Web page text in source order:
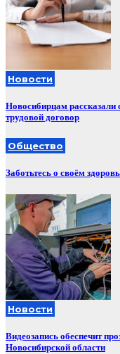
Новости
Новосибирцам рассказали
трудовой договор
Общество
Заботьтесь о своём
Новости
Видеозапись обеспечит
Новосибирской области